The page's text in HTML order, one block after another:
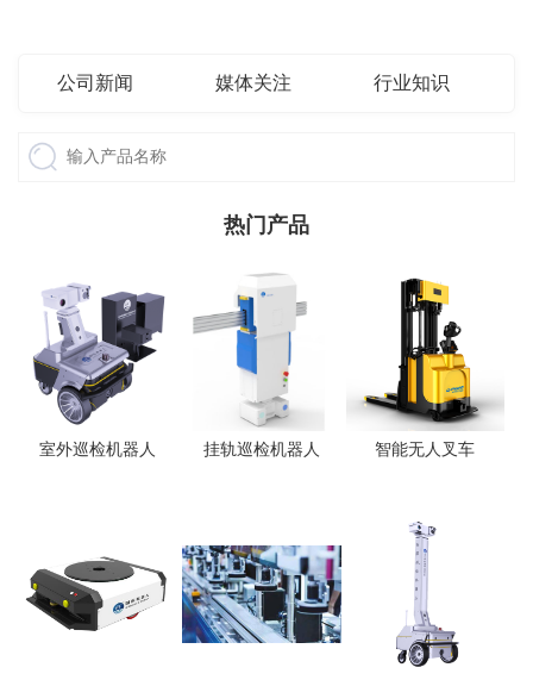
公司新闻 媒体关注 行业知识
热门产品
室外巡检机器人 挂轨巡检机器人 智能无人叉车